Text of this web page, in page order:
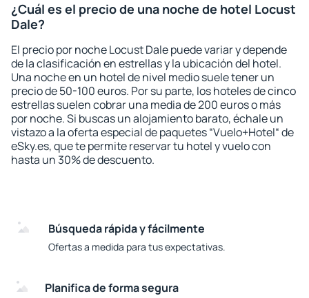
¿Cuál es el precio de una noche de hotel Locust
Dale?
El precio por noche Locust Dale puede variar y depende
de la clasificación en estrellas y la ubicación del hotel.
Una noche en un hotel de nivel medio suele tener un
precio de 50-100 euros. Por su parte, los hoteles de cinco
estrellas suelen cobrar una media de 200 euros o más
por noche. Si buscas un alojamiento barato, échale un
vistazo a la oferta especial de paquetes “Vuelo+Hotel“ de
eSky.es, que te permite reservar tu hotel y vuelo con
hasta un 30% de descuento.
Búsqueda rápida y fácilmente
Ofertas a medida para tus expectativas.
Planifica de forma segura